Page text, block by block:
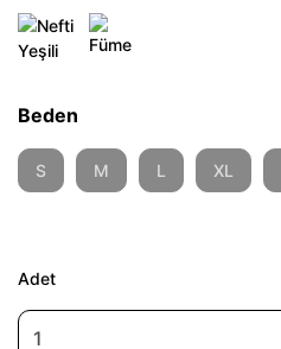
Beden
S M L XL
Adet